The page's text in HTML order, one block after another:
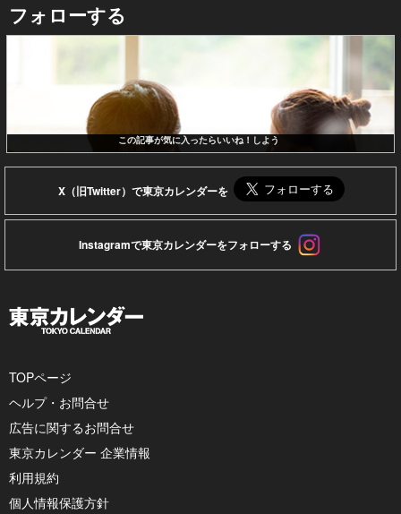
フォローする
この記事が気に入ったらいいね！しよう
X（旧Twitter）で東京カレンダーを
Instagramで東京カレンダーをフォローする
TOPページ
ヘルプ・お問合せ
広告に関するお問合せ
東京カレンダー 企業情報
利用規約
個人情報保護方針